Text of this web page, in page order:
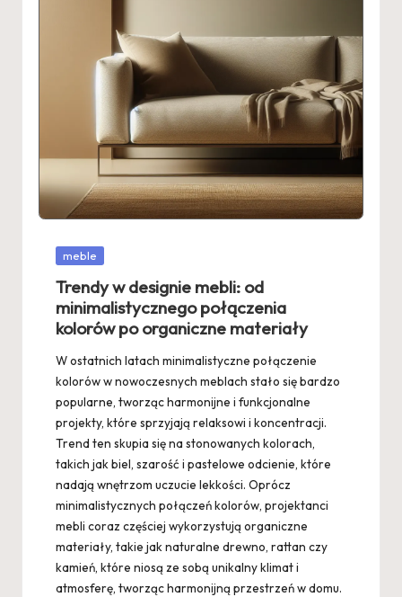
Posted
meble
Trendy w designie mebli: od
minimalistycznego połączenia
kolorów po organiczne materiały
W ostatnich latach minimalistyczne połączenie
kolorów w nowoczesnych meblach stało się bardzo
popularne, tworząc harmonijne i funkcjonalne
projekty, które sprzyjają relaksowi i koncentracji.
Trend ten skupia się na stonowanych kolorach,
takich jak biel, szarość i pastelowe odcienie, które
nadają wnętrzom uczucie lekkości. Oprócz
minimalistycznych połączeń kolorów, projektanci
mebli coraz częściej wykorzystują organiczne
materiały, takie jak naturalne drewno, rattan czy
kamień, które niosą ze sobą unikalny klimat i
atmosferę, tworząc harmonijną przestrzeń w domu.